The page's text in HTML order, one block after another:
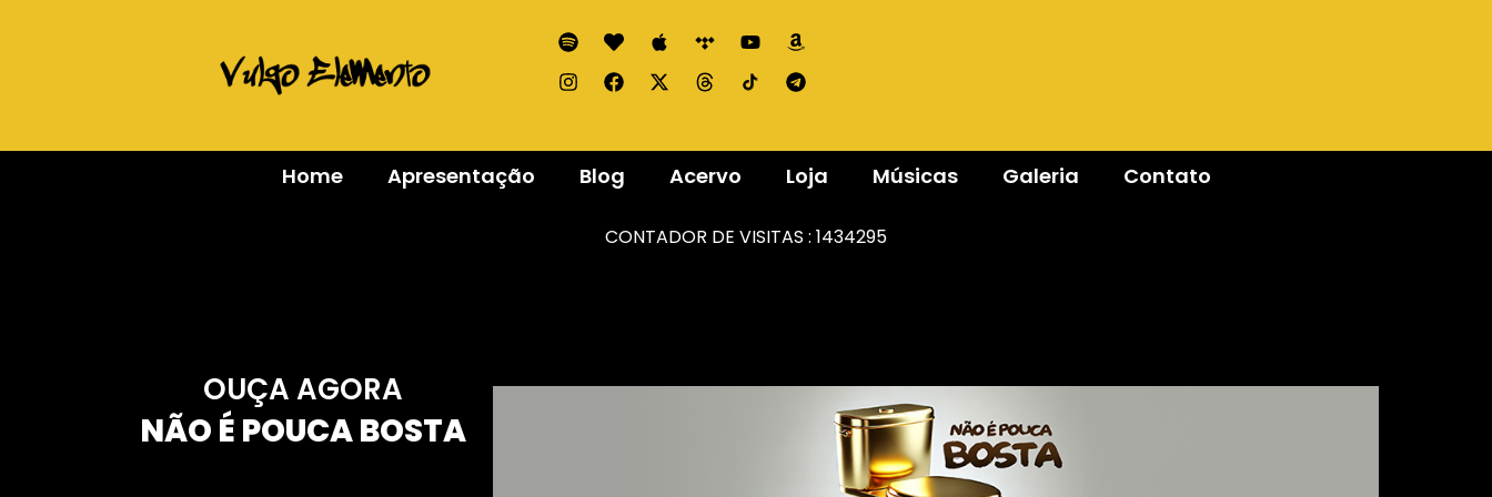
Home Apresentação Blog Acervo Loja Músicas Galeria Contato
CONTADOR DE VISITAS : 1434295
OUÇA AGORA
NÃO É POUCA BOSTA